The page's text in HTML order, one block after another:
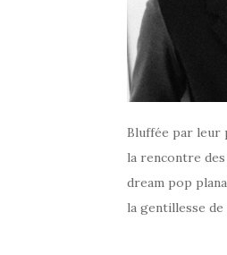
Bluffée par leur
la rencontre
dream pop
la gentillesse